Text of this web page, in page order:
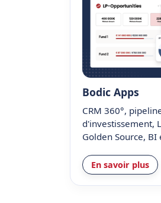
Bodic Apps
CRM 360°,
d'investissement,
Golden Source, BI
En savoir plus